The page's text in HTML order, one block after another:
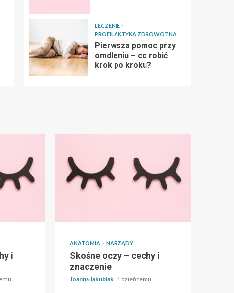
LECZENIE
PROFILAKTYKA ZDROWOTNA
Pierwsza pomoc przy
omdleniu – co robić
krok po kroku?
i
ANATOMIA NARZĄDY
Skośne oczy – cechy i
znaczenie
Joanna Jakubiak 1 dzień temu